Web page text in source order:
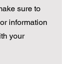
sure to
information
your